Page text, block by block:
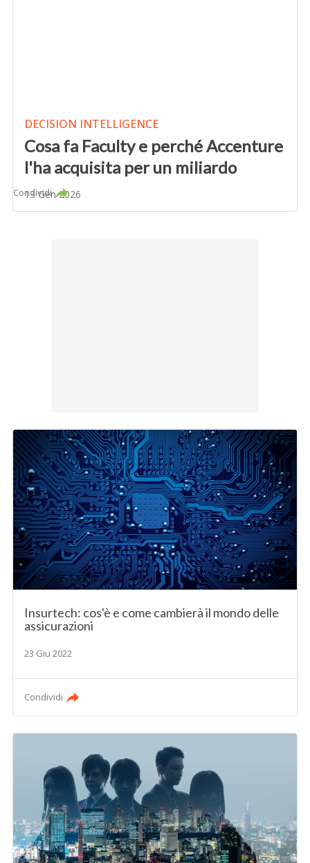
DECISION INTELLIGENCE
Cosa fa Faculty e perché Accenture
l'ha acquisita per un miliardo
13 Gen 2026
Condividi
Insurtech: cos'è e come cambierà il mondo delle
assicurazioni
23 Giu 2022
Condividi